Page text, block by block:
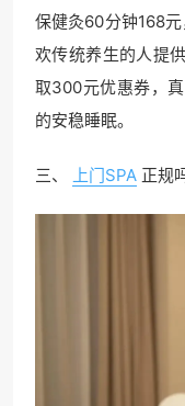
保健灸60分钟168
欢传统养生的人提
取300元优惠券，
的安稳睡眠。
三、 上门SPA 正规